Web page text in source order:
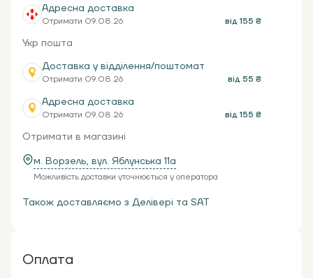
Адресна доставка
Отримати 09.08.26 від 155 ₴
Укр пошта
Доставка у відділення/поштомат
Отримати 09.08.26 від 55 ₴
Адресна доставка
Отримати 09.08.26 від 155 ₴
Отримати в магазині
м. Ворзель, вул. Яблунська 11a
Можливість доставки уточнюється у оператора
Також доставляємо з Делівері та SAT
Оплата